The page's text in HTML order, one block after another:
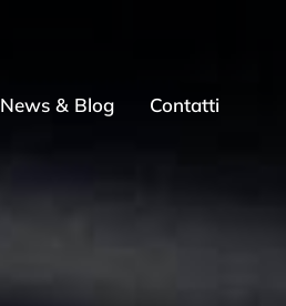
News & Blog Contatti